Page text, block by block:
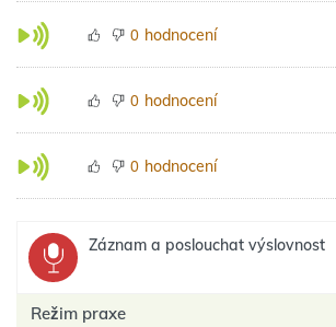
0 hodnocení
0 hodnocení
0 hodnocení
Záznam a poslouchat výslovnost
Režim praxe